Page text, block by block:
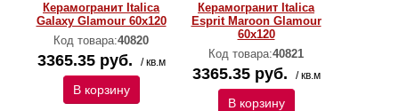
Керамогранит Italica
Galaxy Glamour 60х120
Код товара:40820
3365.35 руб. / кв.м
В корзину
Керамогранит Italica
Esprit Maroon Glamour
60х120
Код товара:40821
3365.35 руб. / кв.м
В корзину